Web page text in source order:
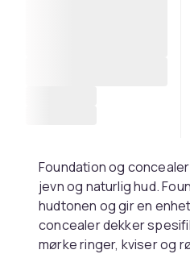
Foundation og
jevn og naturlig hud.
hudtonen og gir en
concealer dekker
mørke ringer, kviser og